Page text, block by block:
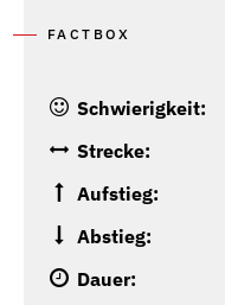
FACTBOX
Schwierigkeit:
Strecke:
Aufstieg:
Abstieg:
Dauer: